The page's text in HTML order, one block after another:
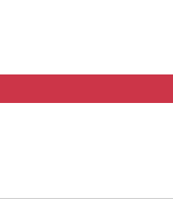
コスメ大賞 アイケアランキング